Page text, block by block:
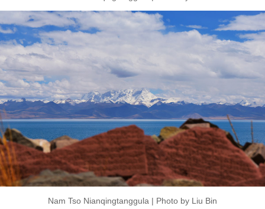
Nam Tso Nianqingtanggula | Photo by Liu Bin